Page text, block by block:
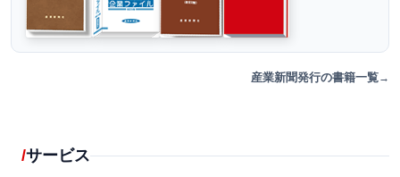
産業新聞発行の書籍一覧
サービス